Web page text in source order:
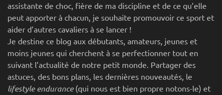
assistante de choc, fière de ma discipline et de ce qu’elle
peut apporter à chacun, je souhaite promouvoir ce sport et
aider d’autres cavaliers à se lancer !
Je destine ce blog aux débutants, amateurs, jeunes et
moins jeunes qui cherchent à se perfectionner tout en
suivant l’actualité de notre petit monde. Partager des
astuces, des bons plans, les dernières nouveautés, le
lifestyle endurance(qui nous est bien propre notons-le) et